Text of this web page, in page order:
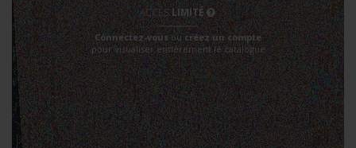
ACCÈSLIMITÉ
Connectez-vousoucréez un compte
pour visualiser entièrement le catalogue